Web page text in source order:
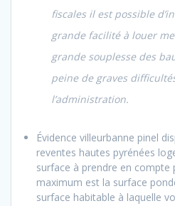
fiscales il est possible
grande facilité à louer
grande souplesse des
peine de graves
l’administration.
Évidence villeurbanne pinel
reventes hautes pyrénées
surface à prendre en compte
maximum est la surface
surface habitable à laquelle